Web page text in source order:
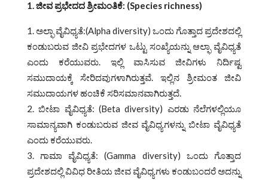
1. ಜೀವ ಪ್ರಭೇದದ ಶ್ರೀಮಂತಿಕೆ: (Species richness)
ಅಲ್ಫಾ ವೈವಿಧ್ಯತೆ:(Alpha diversity) ಒಂದು ಗೊತ್ತಾದ ಪ್ರದೇಶದಲ್ಲಿ
ಕಂಡುಬರುವ ಜೀವಿ ಪ್ರಭೇದಗಳ ಒಟ್ಟು ಸಂಖ್ಯೆಯನ್ನು ಆಲ್ಫಾ ವೈವಿಧ್ಯತೆ
ಎಂದು ಕರೆಯುವರು. ಇಲ್ಲಿ ವಾಸಿಸುವ ಜೀವಿಗಳು ನಿರ್ದಿಷ್ಟ
ಸಮುದಾಯಕ್ಕೆ ಸೇರಿದವುಗಳಾಗಿರುತ್ತವೆ. ಇಲ್ಲಿನ ಶ್ರೀಮಂತ ಜೀವಿ
ಸಮುದಾಯಗಳ ಹಂಚಿಕೆ ಸರಿಸಮಾನವಾಗಿರುತ್ತದೆ.
ಬೀಟಾ ವೈವಿಧ್ಯತೆ: (Beta diversity) ಎರಡು ನೆಲೆಗಳಲ್ಲಿಯೂ
ಸಾಮಾನ್ಯವಾಗಿ ಕಂಡುಬರುವ ಜೀವ ವೈವಿಧ್ಯಗಳನ್ನು ಬೀಟಾ ವೈವಿಧ್ಯತೆ
ಎಂದು ಕರೆಯುವರು.
ಗಾಮಾ ವೈವಿಧ್ಯತೆ: (Gamma diversity) ಒಂದು ಗೊತ್ತಾದ
ಪ್ರದೇಶದಲ್ಲಿ ವಿವಿಧ ರೀತಿಯ ಜೀವ ವೈವಿಧ್ಯಗಳು ಕಂಡುಬಂದರೆ ಅದನ್ನು